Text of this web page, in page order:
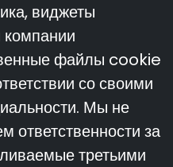
виджеты
файлы cookie
со своими
Мы не
ответственности за
третьими